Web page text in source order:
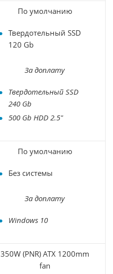
По умолчанию
Твердотельный SSD
120 Gb
За доплату
Твердотельный SSD
240 Gb
500 Gb HDD 2.5"
По умолчанию
Без системы
За доплату
Windows 10
350W (PNR) ATX 1200mm
fan